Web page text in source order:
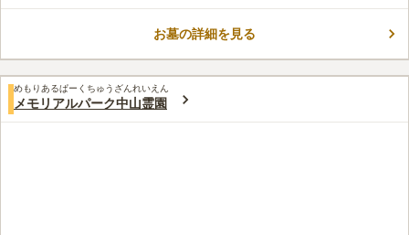
の道はコンクリートで天候に左右されずにお参りが可能です。
口コミ評価
みんなの評価
4.9
お墓の詳細を見る
めもりあるぱーくちゅうざんれいえん
メモリアルパーク中山霊園